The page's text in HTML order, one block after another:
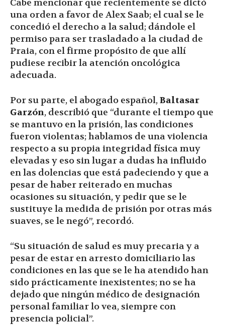
Cabe mencionar que recientemente se dictó
una orden a favor de Alex Saab; el cual se le
concedió el derecho a la salud; dándole el
permiso para ser trasladado a la ciudad de
Praia, con el firme propósito de que allí
pudiese recibir la atención oncológica
adecuada.
Por su parte, el abogado español,Baltasar
Garzón, describió que “durante el tiempo que
se mantuvo en la prisión, las condiciones
fueron violentas; hablamos de una violencia
respecto a su propia integridad física muy
elevadas y eso sin lugar a dudas ha influido
en las dolencias que está padeciendo y que a
pesar de haber reiterado en muchas
ocasiones su situación, y pedir que se le
sustituye la medida de prisión por otras más
suaves, se le negó”, recordó.
“Su situación de salud es muy precaria y a
pesar de estar en arresto domiciliario las
condiciones en las que se le ha atendido han
sido prácticamente inexistentes; no se ha
dejado que ningún médico de designación
personal familiar lo vea, siempre con
presencia policial”.